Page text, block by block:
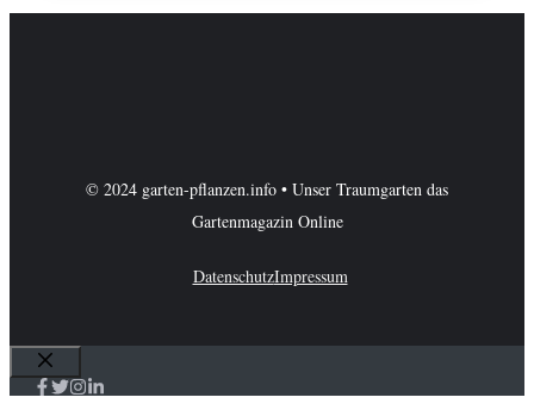
© 2024 garten-pflanzen.info • Unser Traumgarten das
Gartenmagazin Online
DatenschutzImpressum
Schließen